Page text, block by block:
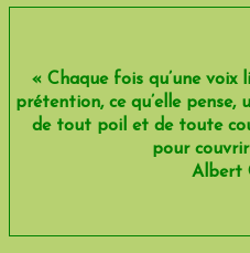
« Chaque fois qu’une voix
prétention, ce qu’elle pense,
de tout poil et de toute
pour
Albert